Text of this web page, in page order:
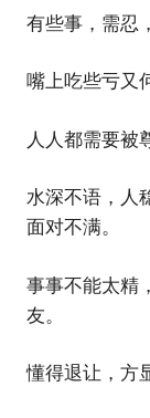
有些事，需忍
嘴上吃些亏又
人人都需要被
水深不语，人
面对不满。
事事不能太精
友。
懂得退让，方